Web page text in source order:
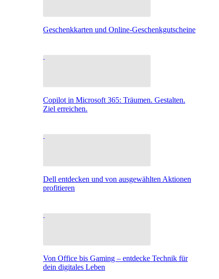
Geschenkkarten und Online-Geschenkgutscheine
Copilot in Microsoft 365: Träumen. Gestalten.
Ziel erreichen.
Dell entdecken und von ausgewählten Aktionen
profitieren
Von Office bis Gaming – entdecke Technik für
dein digitales Leben